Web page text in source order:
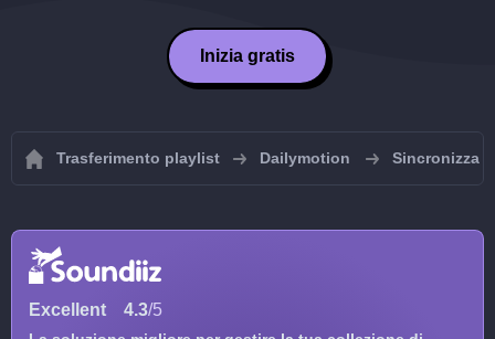
Inizia gratis
Trasferimento playlist Dailymotion Sincronizza
Excellent 4.3/5